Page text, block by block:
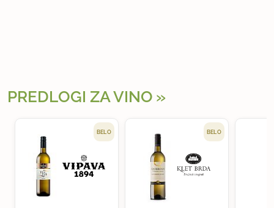
PREDLOGI ZA VINO
BELO BELO